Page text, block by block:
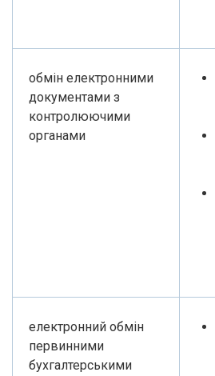
обмін електронними
документами з
контролюючими
органами
електронний обмін
первинними
бухгалтерськими